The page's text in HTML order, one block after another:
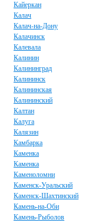
Кайеркан
Калач
Калач-на-Дону
Калачинск
Калевала
Калинин
Калининград
Калининск
Калининская
Калининский
Калтан
Калуга
Калязин
Камбарка
Каменка
Каменка
Каменоломни
Каменск-Уральский
Каменск-Шахтинский
Камень-на-Оби
Камень-Рыболов